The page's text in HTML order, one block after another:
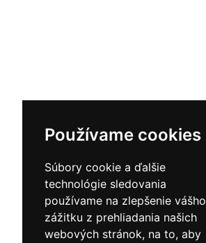
Používame cookies
Súbory cookie a ďalšie
technológie sledovania
používame na zlepšenie vášho
zážitku z prehliadania našich
webových stránok, na to, aby